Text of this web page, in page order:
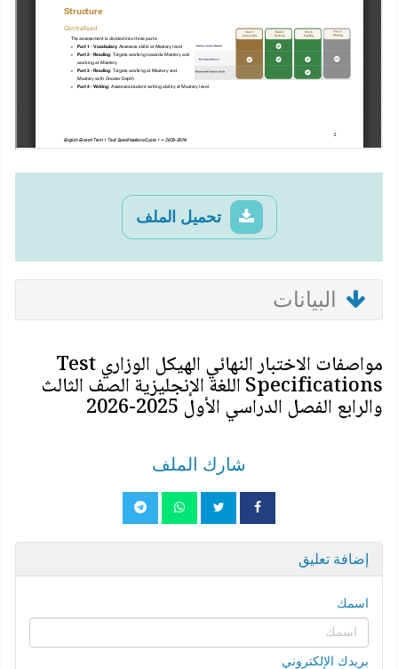
تحميل الملف
البيانات
مواصفات الاختبار النهائي الهيكل الوزاري Test
Specifications اللغة الإنجليزية الصف الثالث
والرابع الفصل الدراسي الأول 2025-2026
شارك الملف
إضافة تعليق
اسمك
بريدك الإلكتروني